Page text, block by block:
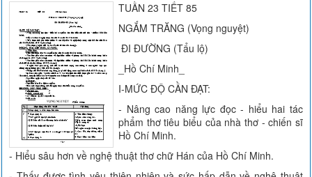
TUẦN 23 TIẾT 85
NGẮM TRĂNG (Vọng nguyệt)
ĐI ĐƯỜNG (Tẩu lộ)
_Hồ Chí Minh_
I-MỨC ĐỘ CẦN ĐẠT:
- Nâng cao năng lực đọc - hiểu hai tác
phẩm thơ tiêu biểu của nhà thơ - chiến sĩ
Hồ Chí Minh.
- Hiểu sâu hơn về nghệ thuật thơ chữ Hán của Hồ Chí Minh.